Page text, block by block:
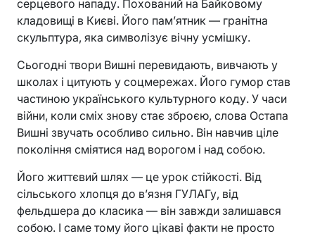
серцевого нападу. Похований на Байковому
кладовищі в Києві. Його пам’ятник — гранітна
скульптура, яка символізує вічну усмішку.
Сьогодні твори Вишні перевидають, вивчають у
школах і цитують у соцмережах. Його гумор став
частиною українського культурного коду. У часи
війни, коли сміх знову стає зброєю, слова Остапа
Вишні звучать особливо сильно. Він навчив ціле
покоління сміятися над ворогом і над собою.
Його життєвий шлях — це урок стійкості. Від
сільського хлопця до в’язня ГУЛАГу, від
фельдшера до класика — він завжди залишався
собою. І саме тому його цікаві факти не просто